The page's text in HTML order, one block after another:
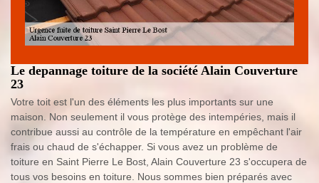
Le depannage toiture de la société Alain Couverture
23
Votre toit est l'un des éléments les plus importants sur une
maison. Non seulement il vous protège des intempéries, mais il
contribue aussi au contrôle de la température en empêchant l'air
frais ou chaud de s'échapper. Si vous avez un problème de
toiture en Saint Pierre Le Bost, Alain Couverture 23 s'occupera de
tous vos besoins en toiture. Nous sommes bien préparés avec